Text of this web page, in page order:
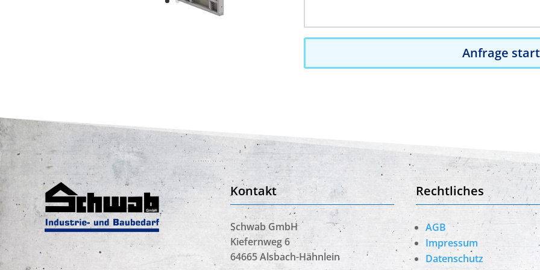
Anfrage
Kontakt
Schwab GmbH
Kiefernweg 6
64665 Alsbach-Hähnlein
Rechtliches
AGB
Impressum
Datenschutz